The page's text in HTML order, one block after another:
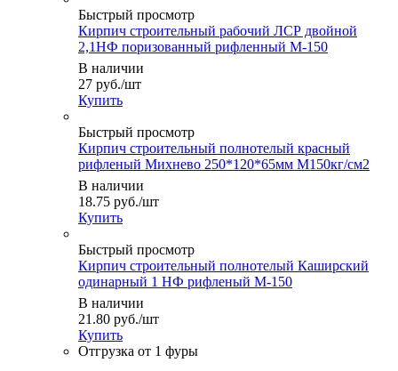
Быстрый просмотр
Кирпич строительный рабочий ЛСР двойной
2,1НФ поризованный рифленный М-150
В наличии
27 руб./шт
Купить
Быстрый просмотр
Кирпич строительный полнотелый красный
рифленый Михнево 250*120*65мм М150кг/см2
В наличии
18.75 руб./шт
Купить
Быстрый просмотр
Кирпич строительный полнотелый Каширский
одинарный 1 НФ рифленый М-150
В наличии
21.80 руб./шт
Купить